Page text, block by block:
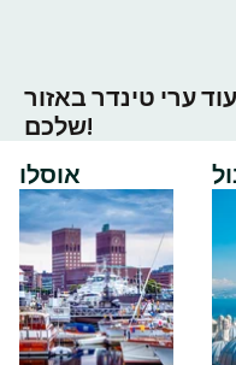
ערי טינדר באזור
שלכם!
אוסלו